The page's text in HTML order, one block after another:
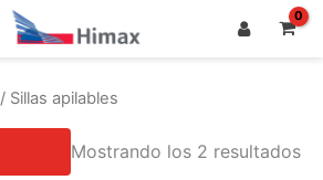
/ Sillas apilables
Mostrando los 2 resultados